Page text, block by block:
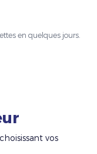
en quelques jours.
vos